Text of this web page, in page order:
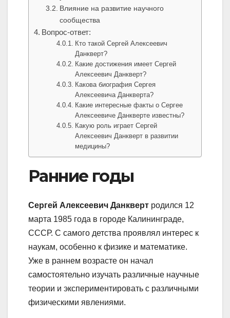
Влияние на развитие научного
сообщества
Вопрос-ответ:
Кто такой Сергей Алексеевич
Данкверт?
Какие достижения имеет Сергей
Алексеевич Данкверт?
Какова биография Сергея
Алексеевича Данкверта?
Какие интересные факты о Сергее
Алексеевиче Данкверте известны?
Какую роль играет Сергей
Алексеевич Данкверт в развитии
медицины?
Ранние годы
Сергей Алексеевич Данкверт родился 12
марта 1985 года в городе Калининграде,
СССР. С самого детства проявлял интерес к
наукам, особенно к физике и математике.
Уже в раннем возрасте он начал
самостоятельно изучать различные научные
теории и экспериментировать с различными
физическими явлениями.